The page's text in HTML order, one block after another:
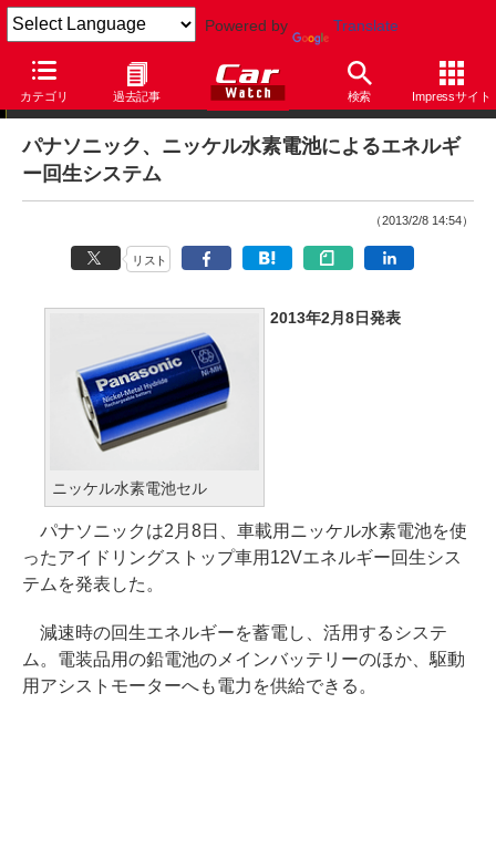
Powered by Translate
カテゴリ 過去記事 検索 Impressサイト
ニュース
パナソニック、ニッケル水素電池によるエネルギ
ー回生システム
（2013/2/8 14:54）
リスト
ニッケル水素電池セル
2013年2月8日発表
パナソニックは2月8日、車載用ニッケル水素電池を使
ったアイドリングストップ車用12Vエネルギー回生シス
テムを発表した。
減速時の回生エネルギーを蓄電し、活用するシステ
ム。電装品用の鉛電池のメインバッテリーのほか、駆動
用アシストモーターへも電力を供給できる。